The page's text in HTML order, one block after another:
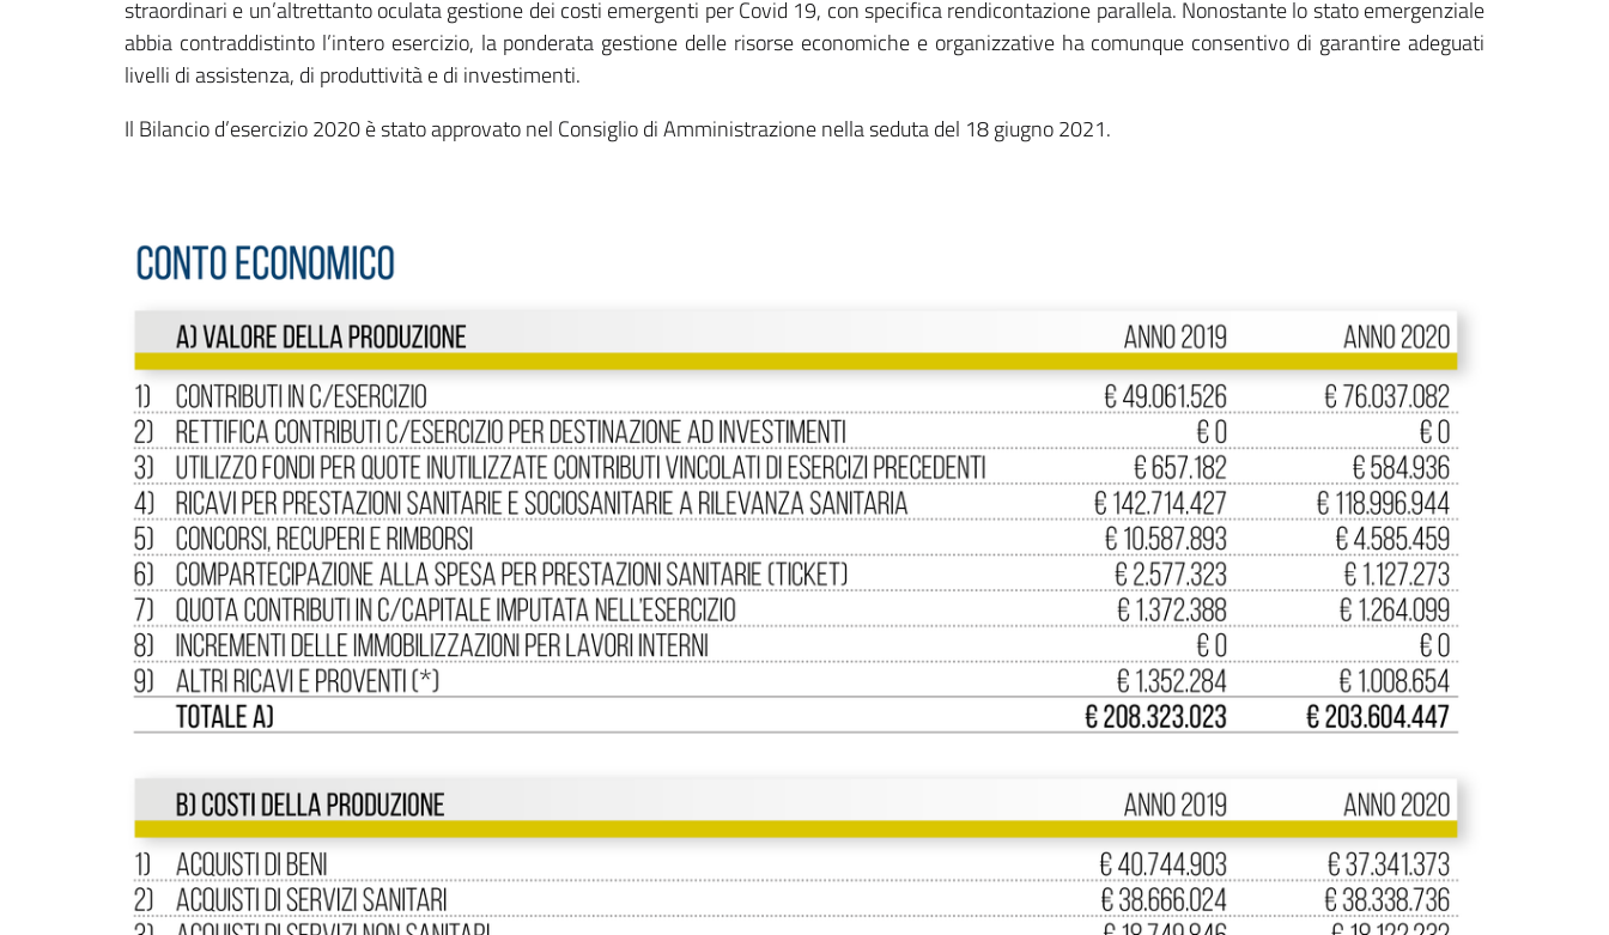
straordinari e un’altrettanto oculata gestione dei costi emergenti per Covid 19, con specifica rendicontazione parallela. Nonostante lo stato emergenziale
abbia contraddistinto l’intero esercizio, la ponderata gestione delle risorse economiche e organizzative ha comunque consentivo di garantire adeguati
livelli di assistenza, di produttività e di investimenti.
Il Bilancio d’esercizio 2020 è stato approvato nel Consiglio di Amministrazione nella seduta del 18 giugno 2021.